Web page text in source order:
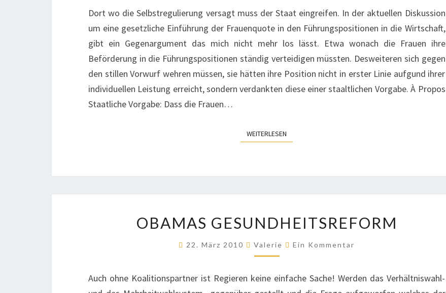
Dort wo die Selbstregulierung versagt muss der Staat eingreifen. In der aktuellen Diskussion
um eine gesetzliche Einführung der Frauenquote in den Führungspositionen in die Wirtschaft,
gibt ein Gegenargument das mich nicht mehr los lässt. Etwa wonach die Frauen ihre
Beförderung in die Führungspositionen ständig verteidigen müssten. Desweiteren sich gegen
den stillen Vorwurf wehren müssen, sie hätten ihre Position nicht in erster Linie aufgund ihrer
individuellen Leistung erreicht, sondern verdankten diese einer staaltlichen Vorgabe. À Propos
Staatliche Vorgabe: Dass die Frauen…
WEITERLESEN
GESUNDHEITSREFORM
OBAMAS GESUNDHEITSREFORM
22. März 2010 Valerie Kommentare
Ein Kommentar
Auch ohne Koalitionspartner ist Regieren keine einfache Sache! Werden das Verhältniswahl-